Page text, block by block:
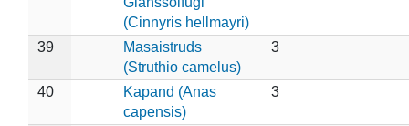
(Cinnyris hellmayri)
39
Masaistruds
(Struthio camelus)
3
40
Kapand (Anas
capensis)
3